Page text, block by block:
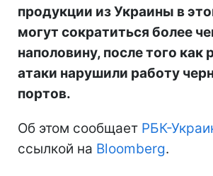
продукции из Украины в
могут сократиться более
наполовину, после того как
атаки нарушили работу
портов.
Об этом сообщает РБК-
ссылкой на Bloomberg.